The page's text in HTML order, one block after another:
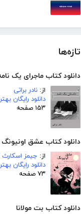
تازه‌ها
دانلود کتاب ماجرای یک
از: نادر براتی
دانلود رایگان
۱۵۳ صفحه
دانلود کتاب عشق اونیونگ
از: جیمز
دانلود رایگان
۷۳ صفحه
دانلود کتاب بت مولانا